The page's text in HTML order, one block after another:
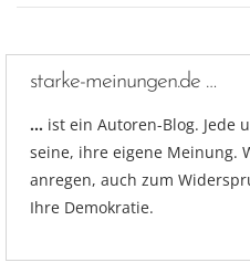
starke-meinungen.de …
… ist ein Autoren-Blog. Jede
seine, ihre eigene Meinung.
anregen, auch zum
Ihre Demokratie.